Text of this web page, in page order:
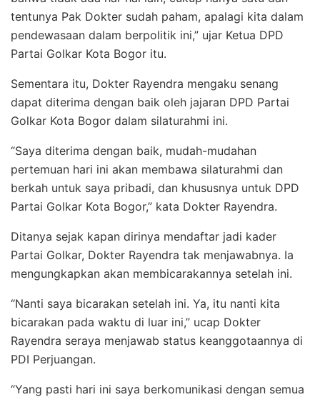
tentunya Pak Dokter sudah paham, apalagi kita dalam
pendewasaan dalam berpolitik ini,” ujar Ketua DPD
Partai Golkar Kota Bogor itu.
Sementara itu, Dokter Rayendra mengaku senang
dapat diterima dengan baik oleh jajaran DPD Partai
Golkar Kota Bogor dalam silaturahmi ini.
“Saya diterima dengan baik, mudah-mudahan
pertemuan hari ini akan membawa silaturahmi dan
berkah untuk saya pribadi, dan khususnya untuk DPD
Partai Golkar Kota Bogor,” kata Dokter Rayendra.
Ditanya sejak kapan dirinya mendaftar jadi kader
Partai Golkar, Dokter Rayendra tak menjawabnya. Ia
mengungkapkan akan membicarakannya setelah ini.
“Nanti saya bicarakan setelah ini. Ya, itu nanti kita
bicarakan pada waktu di luar ini,” ucap Dokter
Rayendra seraya menjawab status keanggotaannya di
PDI Perjuangan.
“Yang pasti hari ini saya berkomunikasi dengan semua